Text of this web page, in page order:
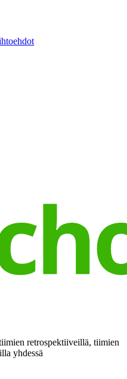
retrospektiiveillä, tiimien
yhdessä